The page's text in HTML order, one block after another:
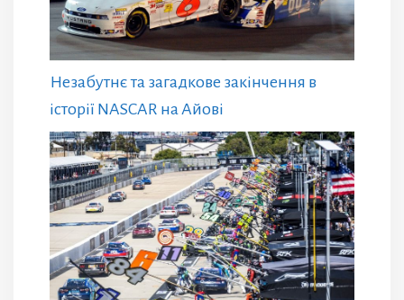
Незабутнє та загадкове закінчення в
історії NASCAR на Айові